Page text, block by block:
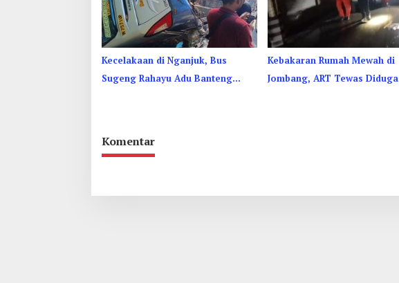
Kecelakaan di Nganjuk, Bus
Sugeng Rahayu Adu Banteng
Kebakaran Rumah Mewah di
Jombang, ART Tewas Diduga
Komentar